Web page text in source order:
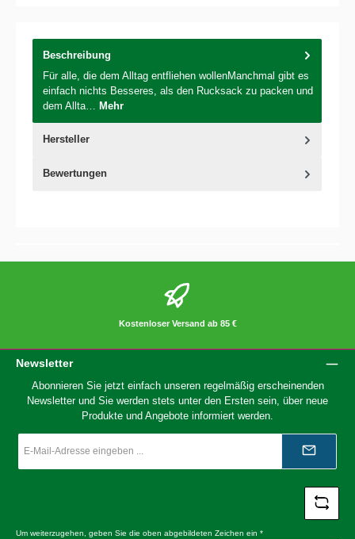
Beschreibung
Für alle, die dem Alltag entfliehen wollenManchmal gibt es
einfach nichts Besseres, als den Rucksack zu packen und
dem Allta… Mehr
Hersteller
Bewertungen
Kostenloser Versand ab 85 €
Newsletter
Abonnieren Sie jetzt einfach unseren regelmäßig erscheinenden
Newsletter und Sie werden stets unter den Ersten sein, über neue
Produkte und Angebote informiert werden.
Mail-
*
Um weiterzugehen, geben Sie die oben abgebildeten Zeichen ein *